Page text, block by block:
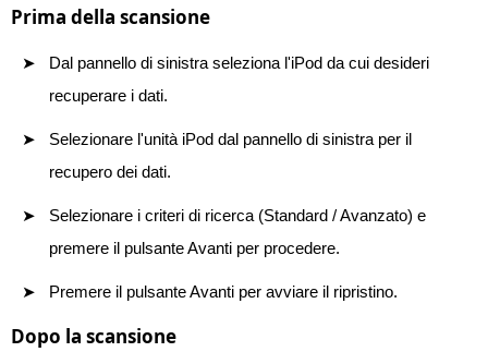
Prima della scansione
Dal pannello di sinistra seleziona l'iPod da cui desideri
recuperare i dati.
Selezionare l'unità iPod dal pannello di sinistra per il
recupero dei dati.
Selezionare i criteri di ricerca (Standard / Avanzato) e
premere il pulsante Avanti per procedere.
Premere il pulsante Avanti per avviare il ripristino.
Dopo la scansione